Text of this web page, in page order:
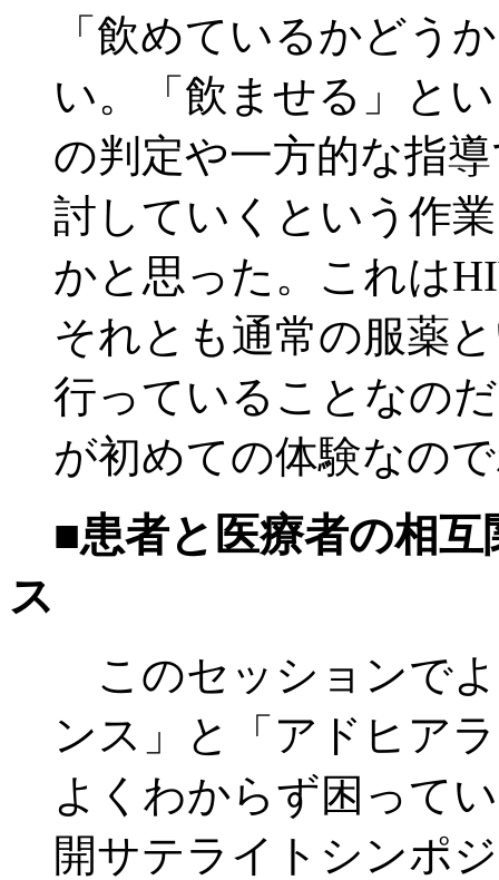
「飲めているかどう
い。「飲ませる」と
の判定や一方的な指
討していくという作
かと思った。これは
それとも通常の服薬
行っていることなの
が初めての体験なの
■患者と医療者の相互
ス
このセッションで
ンス」と「アドヒア
よくわからず困って
開サテライトシンポ